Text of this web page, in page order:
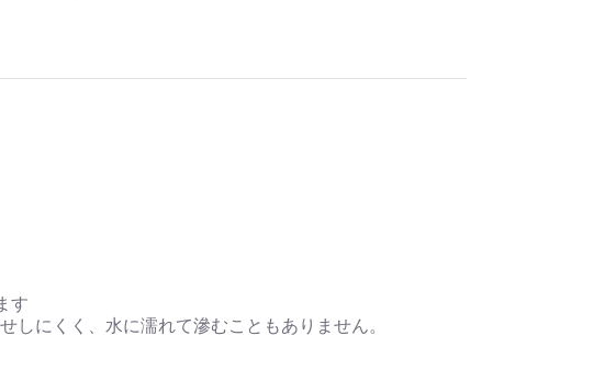
す
しにくく、水に濡れて滲むこともありません。